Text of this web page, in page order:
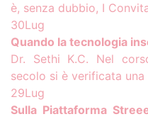
è, senza dubbio, I
30Lug
Quando la tecnologia
Dr. Sethi K.C. Nel
secolo si è verificata una
29Lug
Sulla Piattaforma